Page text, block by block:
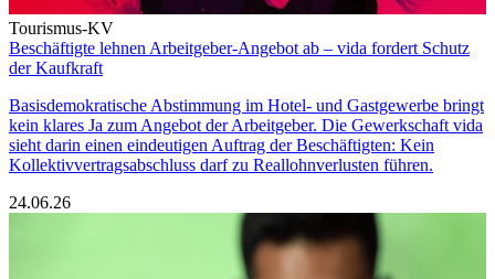
Tourismus-KV
Beschäftigte lehnen Arbeitgeber-Angebot ab – vida fordert Schutz
der Kaufkraft
Basisdemokratische Abstimmung im Hotel- und Gastgewerbe bringt
kein klares Ja zum Angebot der Arbeitgeber. Die Gewerkschaft vida
sieht darin einen eindeutigen Auftrag der Beschäftigten: Kein
Kollektivvertragsabschluss darf zu Reallohnverlusten führen.
24.06.26